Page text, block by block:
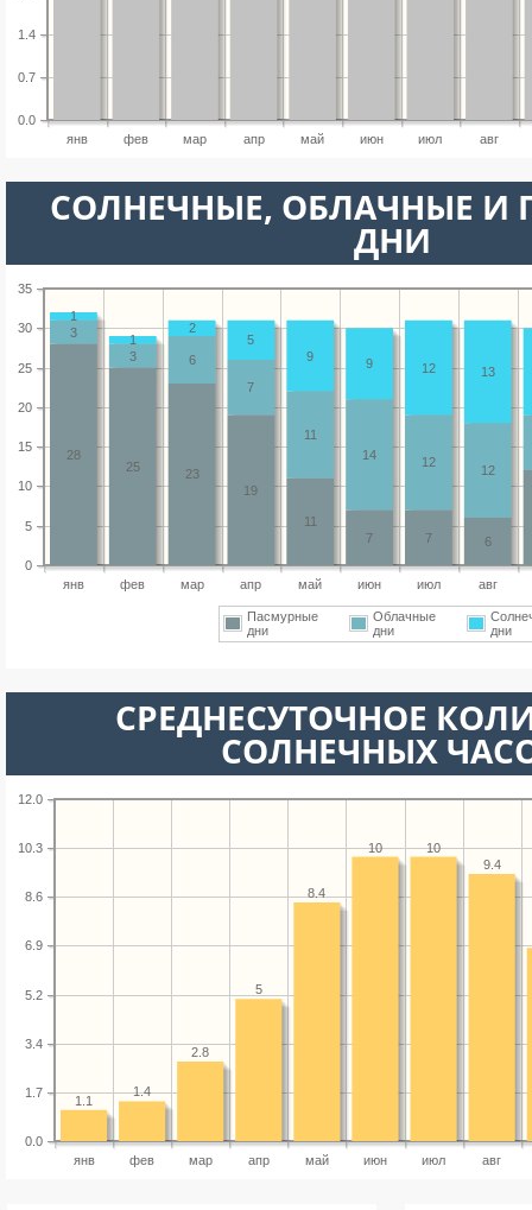
янв фев мар апр май июн июл авг
0.0
0.7
1.4
CОЛНЕЧНЫЕ, ОБЛАЧНЫЕ И
ДНИ
янв фев мар апр май июн июл авг
0
5
10
15
20
25
30
35
6
7
7
11
19
23
25
28
12
12
14
11
7
6
3
3
13
12
9
9
5
2
1
1
Пасмурные
дни
Облачные
дни
дни
СРЕДНЕСУТОЧНОЕ
СОЛНЕЧНЫХ
янв фев мар апр май июн июл авг
0.0
1.7
3.4
5.2
6.9
8.6
10.3
12.0
9.4
10
10
8.4
5
2.8
1.4
1.1